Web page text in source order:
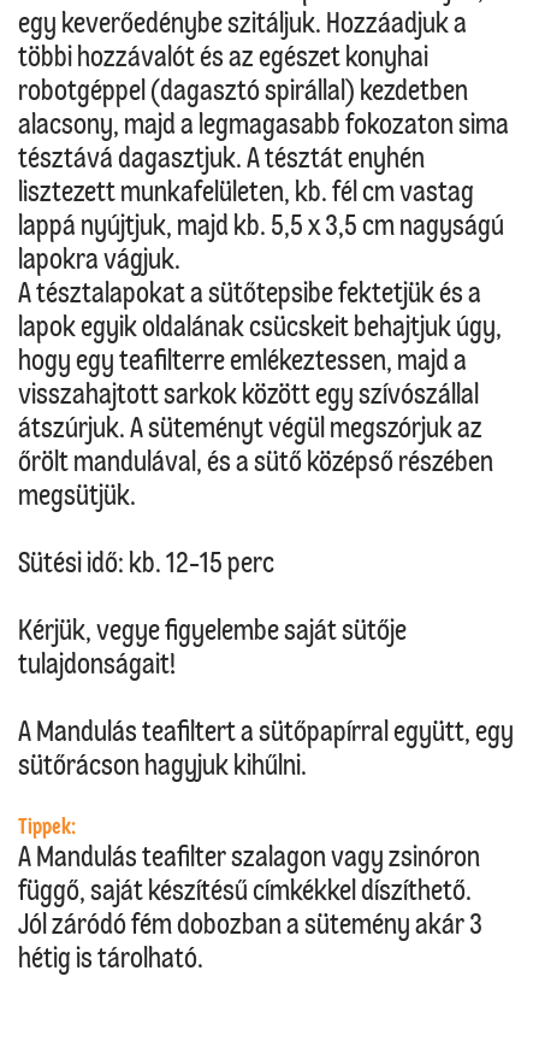
egy keverőedénybe szitáljuk. Hozzáadjuk a
többi hozzávalót és az egészet konyhai
robotgéppel (dagasztó spirállal) kezdetben
alacsony, majd a legmagasabb fokozaton sima
tésztává dagasztjuk. A tésztát enyhén
lisztezett munkafelületen, kb. fél cm vastag
lappá nyújtjuk, majd kb. 5,5 x 3,5 cm nagyságú
lapokra vágjuk.
A tésztalapokat a sütőtepsibe fektetjük és a
lapok egyik oldalának csücskeit behajtjuk úgy,
hogy egy teafilterre emlékeztessen, majd a
visszahajtott sarkok között egy szívószállal
átszúrjuk. A süteményt végül megszórjuk az
őrölt mandulával, és a sütő középső részében
megsütjük.
Sütési idő: kb. 12-15 perc
Kérjük, vegye figyelembe saját sütője
tulajdonságait!
A Mandulás teafiltert a sütőpapírral együtt, egy
sütőrácson hagyjuk kihűlni.
Tippek:
A Mandulás teafilter szalagon vagy zsinóron
függő, saját készítésű címkékkel díszíthető.
Jól záródó fém dobozban a sütemény akár 3
hétig is tárolható.